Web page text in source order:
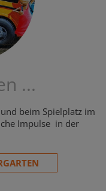
...
beim Spielplatz im
Impulse in der